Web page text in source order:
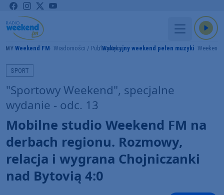
Weekend FM Wiadomości / PublicystykaWakacyjny weekend pełen muzyki Weekend
SPORT
"Sportowy Weekend", specjalne
wydanie - odc. 13
Mobilne studio Weekend FM na
derbach regionu. Rozmowy,
relacja i wygrana Chojniczanki
nad Bytovią 4:0